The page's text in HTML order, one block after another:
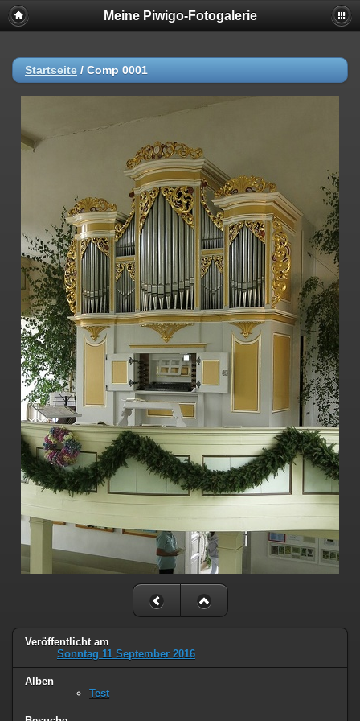
Meine Piwigo-Fotogalerie
Startseite / Comp 0001
Veröffentlicht am
Sonntag 11 September 2016
Alben
Test